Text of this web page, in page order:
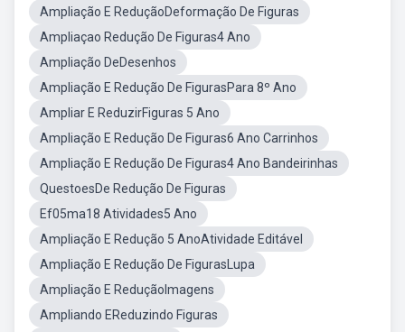
Ampliação E ReduçãoDeformação De Figuras
Ampliaçao Redução De Figuras4 Ano
Ampliação DeDesenhos
Ampliação E Redução De FigurasPara 8º Ano
Ampliar E ReduzirFiguras 5 Ano
Ampliação E Redução De Figuras6 Ano Carrinhos
Ampliação E Redução De Figuras4 Ano Bandeirinhas
QuestoesDe Redução De Figuras
Ef05ma18 Atividades5 Ano
Ampliação E Redução 5 AnoAtividade Editável
Ampliação E Redução De FigurasLupa
Ampliação E ReduçãoImagens
Ampliando EReduzindo Figuras